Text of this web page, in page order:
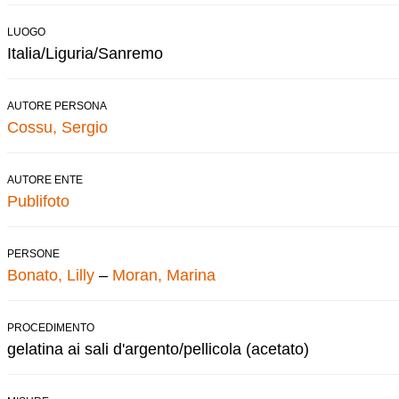
LUOGO
Italia/Liguria/Sanremo
AUTORE PERSONA
Cossu, Sergio
AUTORE ENTE
Publifoto
PERSONE
Bonato, Lilly – Moran, Marina
PROCEDIMENTO
gelatina ai sali d'argento/pellicola (acetato)